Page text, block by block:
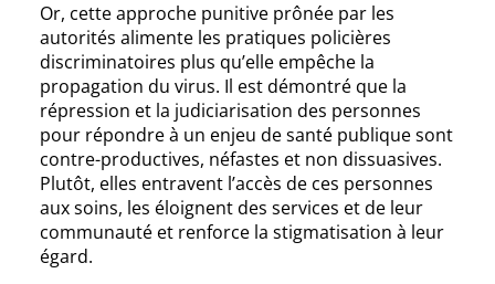
Or, cette approche punitive prônée par les
autorités alimente les pratiques policières
discriminatoires plus qu’elle empêche la
propagation du virus. Il est démontré que la
répression et la judiciarisation des personnes
pour répondre à un enjeu de santé publique sont
contre-productives, néfastes et non dissuasives.
Plutôt, elles entravent l’accès de ces personnes
aux soins, les éloignent des services et de leur
communauté et renforce la stigmatisation à leur
égard.